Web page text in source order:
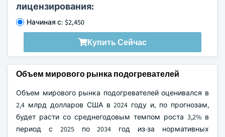
лицензирования:
Начиная с: $2,450
Купить Сейчас
Объем мирового рынка подогревателей
Объем мирового рынка подогревателей оценивался в
2,4 млрд долларов США в 2024 году и, по прогнозам,
будет расти со среднегодовым темпом роста 3,2% в
период с 2025 по 2034 год из-за нормативных